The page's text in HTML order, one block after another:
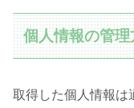
個人情報の管理
取得した個人情報は